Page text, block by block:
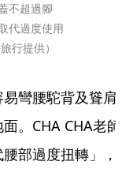
不超過腳
代過度使用
行提供）
彎腰駝背及聳肩
。CHA CHA老師
部過度扭轉」，